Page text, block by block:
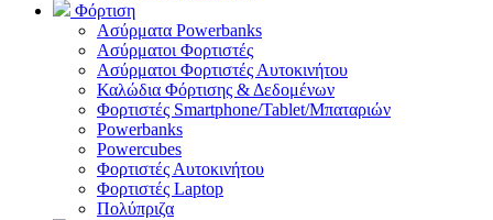
Φόρτιση
Ασύρματα Powerbanks
Aσύρματοι Φορτιστές
Ασύρματοι Φορτιστές Αυτοκινήτου
Καλώδια Φόρτισης & Δεδομένων
Φορτιστές Smartphone/Tablet/Μπαταριών
Powerbanks
Powercubes
Φορτιστές Αυτοκινήτου
Φορτιστές Laptop
Πολύπριζα